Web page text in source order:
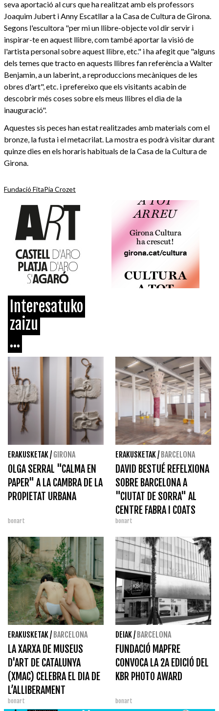
seva aportació al curs que ha realitzat amb els professors
Joaquim Jubert i Anny Escatllar a la Casa de Cultura de Girona.
Segons l'escultora "per mi un llibre-objecte vol dir servir i
inspirar-te en aquest llibre, com també aportar la visió de
l'artista personal sobre aquest llibre, etc." i ha afegit que "alguns
dels temes que tracto en aquests llibres fan referència a Walter
Benjamin, a un laberint, a reproduccions mecàniques de les
obres d'art", etc. i prefereixo que els visitants acabin de
descobrir més coses sobre els meus llibres el dia de la
inauguració".
Aquestes sis peces han estat realitzades amb materials com el
bronze, la fusta i el metacrilat. La mostra es podrà visitar durant
quinze dies en els horaris habituals de la Casa de la Cultura de
Girona.
Fundació FitaPia Crozet
Interesatuko
zaizu
...
ERAKUSKETAK/ GIRONA
OLGA SERRAL "CALMA EN
PAPER" A LA CAMBRA DE LA
PROPIETAT URBANA
bonart
ERAKUSKETAK/ BARCELONA
DAVID BESTUÉ REFELXIONA
SOBRE BARCELONA A
"CIUTAT DE SORRA" AL
CENTRE FABRA I COATS
bonart
ERAKUSKETAK/ BARCELONA
LA XARXA DE MUSEUS
D'ART DE CATALUNYA
(XMAC) CELEBRA EL DIA DE
L’ALLIBERAMENT
bonart
DEIAK/ BARCELONA
FUNDACIÓ MAPFRE
CONVOCA LA 2A EDICIÓ DEL
KBR PHOTO AWARD
bonart